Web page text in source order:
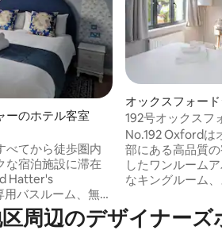
平均評価
ーのホテル客室
べてから徒歩圏内
な宿泊施設に滞在
Hatter's
バスルーム、無料
アメニティ・設備
室を提供してい
オックスフォー
ル客室
192号オックスフ
キングルーム
No.192 Oxfordは
部にある高品質
したワンルーム
なキングルーム
しております。 ガーデンビューキングル
ームは、快適な
周辺のデ⁠ザ⁠イ⁠ナ⁠ー⁠